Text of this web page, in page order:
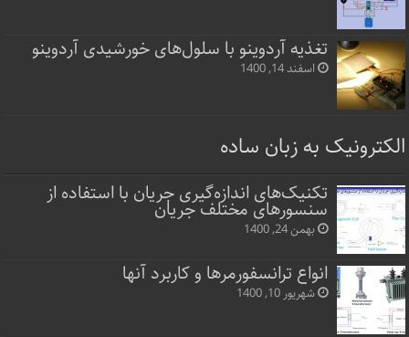
تغذیه آردوینو با سلول‌های خورشیدی آردوینو
اسفند 14, 1400
الکترونیک به زبان ساده
تکنیک‌های اندازه‌گیری جریان با استفاده از
سنسورهای مختلف جریان
بهمن 24, 1400
انواع ترانسفورمرها و کاربرد آنها
شهریور 10, 1400